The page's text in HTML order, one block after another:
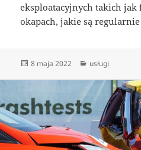
eksploatacyjnych takich
okapach, jakie są
Data
8 maja 2022 Kategorie
usługi